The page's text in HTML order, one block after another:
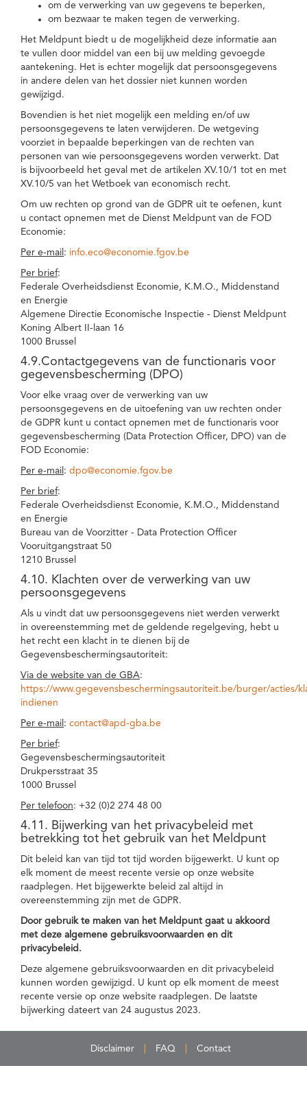
om de verwerking van uw gegevens te beperken,
om bezwaar te maken tegen de verwerking.
Het Meldpunt biedt u de mogelijkheid deze informatie aan
te vullen door middel van een bij uw melding gevoegde
aantekening. Het is echter mogelijk dat persoonsgegevens
in andere delen van het dossier niet kunnen worden
gewijzigd.
Bovendien is het niet mogelijk een melding en/of uw
persoonsgegevens te laten verwijderen. De wetgeving
voorziet in bepaalde beperkingen van de rechten van
personen van wie persoonsgegevens worden verwerkt. Dat
is bijvoorbeeld het geval met de artikelen XV.10/1 tot en met
XV.10/5 van het Wetboek van economisch recht.
Om uw rechten op grond van de GDPR uit te oefenen, kunt
u contact opnemen met de Dienst Meldpunt van de FOD
Economie:
Per e-mail : info.eco@economie.fgov.be
Per brief:
Federale Overheidsdienst Economie, K.M.O., Middenstand
en Energie
Algemene Directie Economische Inspectie - Dienst Meldpunt
Koning Albert II-laan 16
1000 Brussel
4.9.Contactgegevens van de functionaris voor
gegevensbescherming (DPO)
Voor elke vraag over de verwerking van uw
persoonsgegevens en de uitoefening van uw rechten onder
de GDPR kunt u contact opnemen met de functionaris voor
gegevensbescherming (Data Protection Officer, DPO) van de
FOD Economie:
Per e-mail : dpo@economie.fgov.be
Per brief:
Federale Overheidsdienst Economie, K.M.O., Middenstand
en Energie
Bureau van de Voorzitter - Data Protection Officer
Vooruitgangstraat 50
1210 Brussel
4.10. Klachten over de verwerking van uw
persoonsgegevens
Als u vindt dat uw persoonsgegevens niet werden verwerkt
in overeenstemming met de geldende regelgeving, hebt u
het recht een klacht in te dienen bij de
Gegevensbeschermingsautoriteit:
Via de website van de GBA:
https://www.gegevensbeschermingsautoriteit.be/burger/acties/
indienen
Per e-mail : contact@apd-gba.be
Per brief:
Gegevensbeschermingsautoriteit
Drukpersstraat 35
1000 Brussel
Per telefoon: +32 (0)2 274 48 00
4.11. Bijwerking van het privacybeleid met
betrekking tot het gebruik van het Meldpunt
Dit beleid kan van tijd tot tijd worden bijgewerkt. U kunt op
elk moment de meest recente versie op onze website
raadplegen. Het bijgewerkte beleid zal altijd in
overeenstemming zijn met de GDPR.
Door gebruik te maken van het Meldpunt gaat u akkoord
met deze algemene gebruiksvoorwaarden en dit
privacybeleid.
Deze algemene gebruiksvoorwaarden en dit privacybeleid
kunnen worden gewijzigd. U kunt op elk moment de meest
recente versie op onze website raadplegen. De laatste
bijwerking dateert van 24 augustus 2023.
Disclaimer FAQ Contact